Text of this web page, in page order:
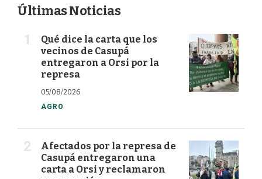
Últimas Noticias
Qué dice la carta que los
vecinos de Casupá
entregaron a Orsi por la
represa
05/08/2026
AGRO
Afectados por la represa de
Casupá entregaron una
carta a Orsi y reclamaron